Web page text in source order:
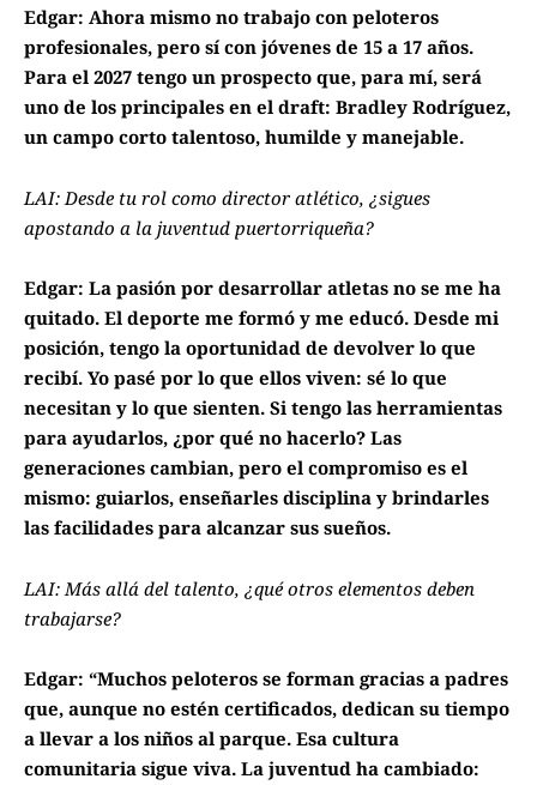
Edgar: Ahora mismo no trabajo con peloteros
profesionales, pero sí con jóvenes de 15 a 17 años.
Para el 2027 tengo un prospecto que, para mí, será
uno de los principales en el draft: Bradley Rodríguez,
un campo corto talentoso, humilde y manejable.
LAI: Desde tu rol como director atlético, ¿sigues
apostando a la juventud puertorriqueña?
Edgar: La pasión por desarrollar atletas no se me ha
quitado. El deporte me formó y me educó. Desde mi
posición, tengo la oportunidad de devolver lo que
recibí. Yo pasé por lo que ellos viven: sé lo que
necesitan y lo que sienten. Si tengo las herramientas
para ayudarlos, ¿por qué no hacerlo? Las
generaciones cambian, pero el compromiso es el
mismo: guiarlos, enseñarles disciplina y brindarles
las facilidades para alcanzar sus sueños.
LAI: Más allá del talento, ¿qué otros elementos deben
trabajarse?
Edgar: “Muchos peloteros se forman gracias a padres
que, aunque no estén certificados, dedican su tiempo
a llevar a los niños al parque. Esa cultura
comunitaria sigue viva. La juventud ha cambiado: